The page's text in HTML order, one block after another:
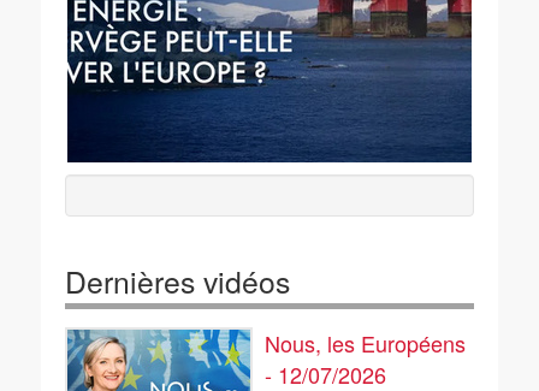
Dernières vidéos
Nous, les Européens
- 12/07/2026